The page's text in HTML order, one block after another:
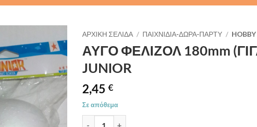
ΑΡΧΙΚΉ ΣΕΛΊΔΑ / ΠΑΙΧΝΙΔΙΑ-ΔΩΡΑ-ΠΑΡΤΥ / HOBBY
ΑΥΓΟ ΦΕΛΙΖΟΛ 180mm
JUNIOR
2,45 €
Σε απόθεμα